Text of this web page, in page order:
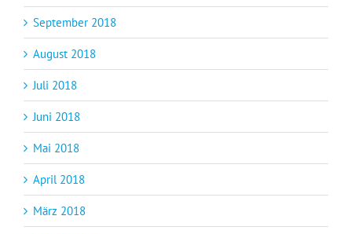
September 2018
August 2018
Juli 2018
Juni 2018
Mai 2018
April 2018
März 2018